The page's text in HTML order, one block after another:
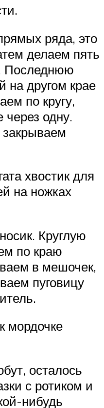
ряда, это
делаем пять
Последнюю
на другом крае
по кругу,
через одну.
хвостик для
на ножках
Круглую
по краю
в мешочек,
пуговицу
мордочке
осталось
с ротиком и
нибудь